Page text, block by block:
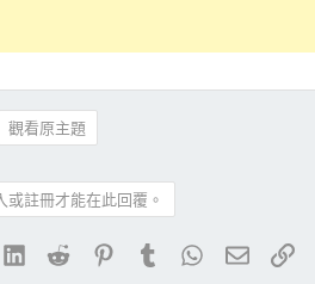
觀看原主題
或註冊才能在此回覆。
LinkedIn
Reddit PinterestTumblrWhatsApp
電子